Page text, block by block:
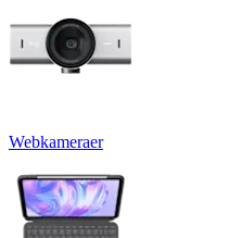
Webkameraer